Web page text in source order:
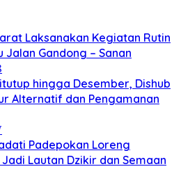
Laksanakan Kegiatan Rutin
Jalan Gandong – Sanan
hingga Desember, Dishub
Alternatif dan Pengamanan
Padepokan Loreng
Lautan Dzikir dan Semaan